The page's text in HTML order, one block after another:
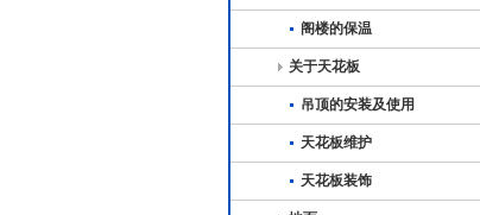
阁楼的保温
关于天花板
吊顶的安装及使用
天花板维护
天花板装饰